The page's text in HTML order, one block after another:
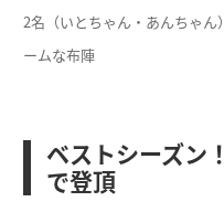
2名（いとちゃん・あんちゃ
ームな布陣
ベストシーズン
で登頂